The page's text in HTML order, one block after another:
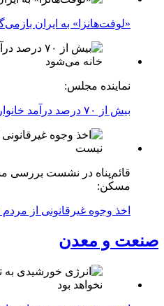
«لوفت‌هانزا» به ایران
نماینده مجلس:
بیش از ۷۰ درصد درآمد خانوار صرف اجاره خانه می‌شود
قائم‌پناه در نشست بررسی
مسکن:
اخذ وجوه غیرقانونی از
صنعت و معدن